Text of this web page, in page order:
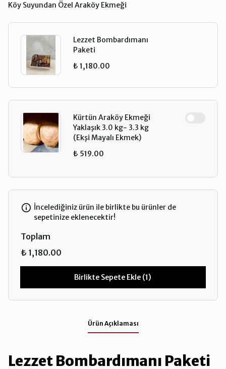
Köy Suyundan Özel Araköy Ekmeği
Lezzet Bombardımanı
Paketi
₺ 1,180.00
Kürtün Araköy Ekmeği
Yaklaşık 3.0 kg- 3.3 kg
(Ekşi Mayalı Ekmek)
₺ 519.00
İncelediğiniz ürün ile birlikte bu ürünler de
sepetinize eklenecektir!
Toplam
₺ 1,180.00
Birlikte Sepete Ekle (1)
Ürün Açıklaması
Lezzet Bombardımanı Paketi